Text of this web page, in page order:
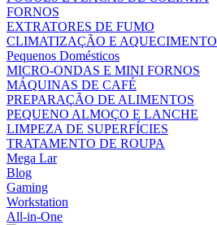
FORNOS
EXTRATORES DE FUMO
CLIMATIZAÇÃO E AQUECIMENTO
Pequenos Domésticos
MICRO-ONDAS E MINI FORNOS
MÁQUINAS DE CAFÉ
PREPARAÇÃO DE ALIMENTOS
PEQUENO ALMOÇO E LANCHE
LIMPEZA DE SUPERFÍCIES
TRATAMENTO DE ROUPA
Mega Lar
Blog
Gaming
Workstation
All-in-One